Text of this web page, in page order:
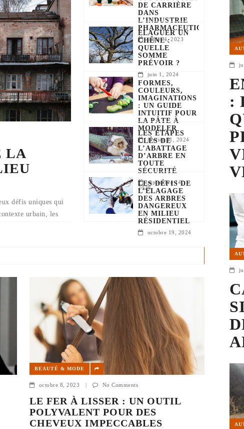
LA
défis uniques qui
urbain, les
DE CARRIÈRE
DANS
L’INDUSTRIE
PHARMACEUTIQUE ?
juillet 4, 2023
ELAGUER UN
CHÊNE :
QUELLE
SOMME
PRÉVOIR ?
juin 1, 2024
FORMES,
COULEURS,
IMAGINATIONS
: UN GUIDE
INTUITIF POUR
LA PÂTE À
MODELER
février 21, 2024
LES ÉTAPES
CLÉS DE
L’ABATTAGE
D’ARBRE EN
TOUTE
SÉCURITÉ
septembre 14,
2024
LES DÉFIS DE
L’ÉLAGAGE
DES ARBRES
DANGEREUX
EN MILIEU
RÉSIDENTIEL
octobre 19, 2024
BEAUTÉ & MODE
octobre 8, 2023 | No Comments
LE FER À LISSER : UN OUTIL
POLYVALENT POUR DES
CHEVEUX IMPECCABLES
: